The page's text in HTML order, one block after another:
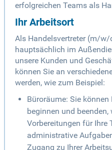
erfolgreichen Teams als
Ihr Arbeitsort
Als Handelsvertreter (m/
hauptsächlich im
unsere Kunden und
können Sie an
werden, wie zum Beispiel:
Büroräume: Sie
beginnen und
Vorbereitungen für Ihre
administrative
Zugang zu Ihrer